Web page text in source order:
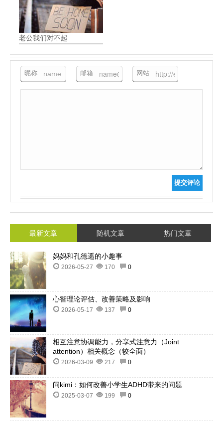
老公我们对不起
昵称 邮箱 网站
提交评论
最新文章 随机文章 热门文章
妈妈和孔德遥的小趣事
2026-05-27 170 0
心智理论评估、改善策略及影响
2026-05-17 137 0
相互注意协调能力，分享式注意力（Joint
attention）相关概念（较全面）
2026-03-09 217 0
问kimi：如何改善小学生ADHD带来的问题
2025-03-07 199 0